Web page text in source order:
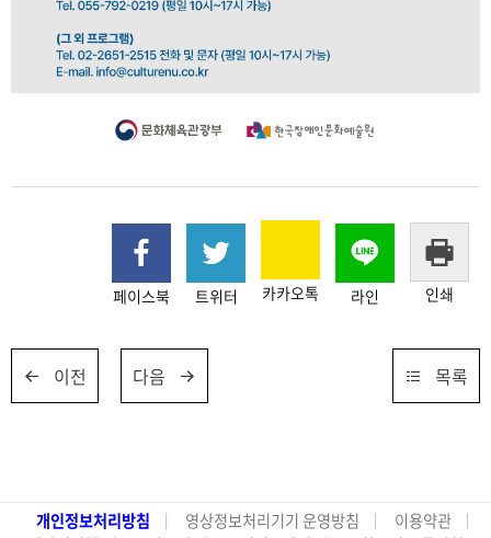
페이스북 트위터 카카오톡 라인 인쇄
이전 다음 목록
개인정보처리방침 영상정보처리기기 운영방침
이용약관